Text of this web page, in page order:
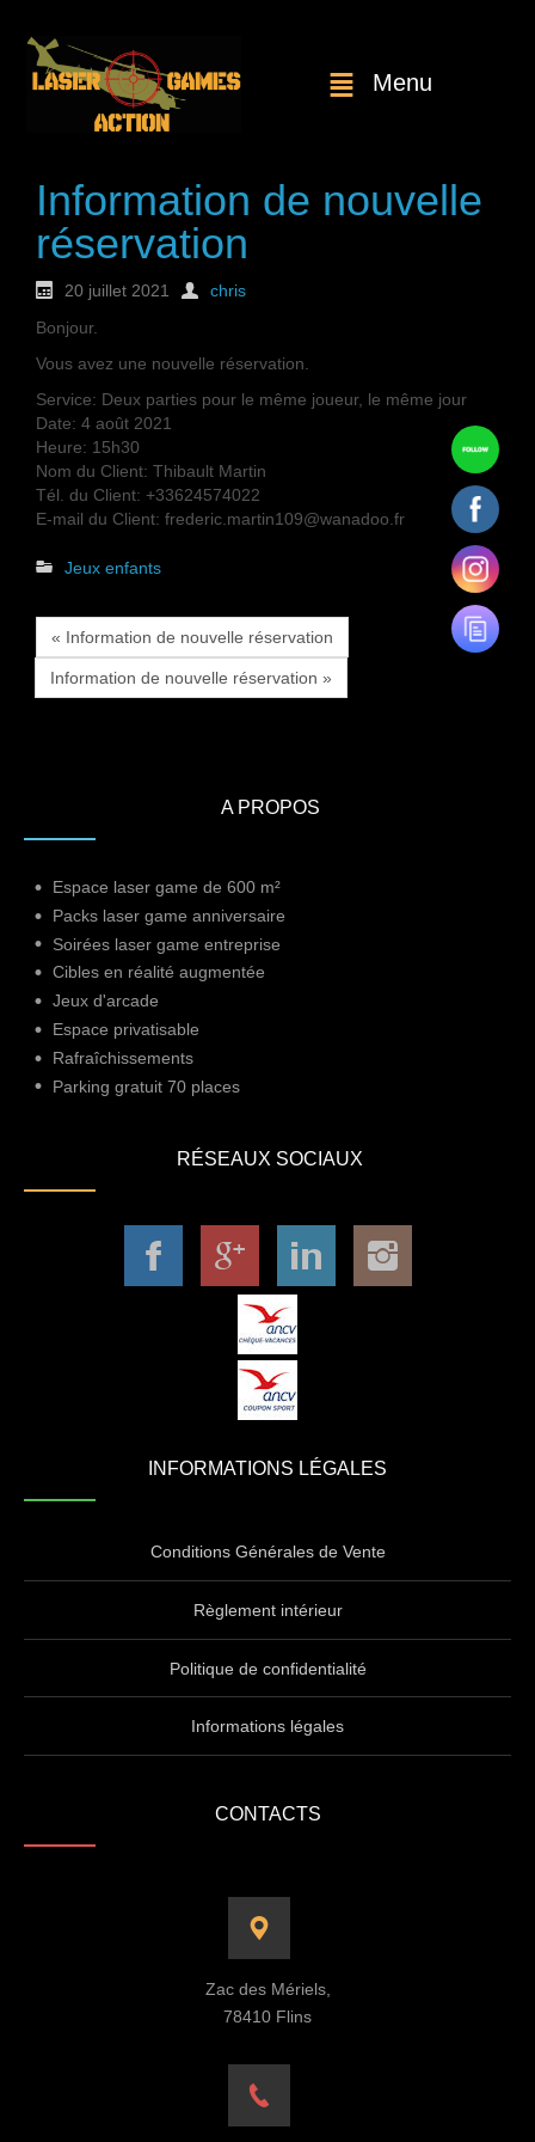
Menu
Information de nouvelle
réservation
20 juillet 2021
chris
Bonjour.
Vous avez une nouvelle réservation.
Service: Deux parties pour le même joueur, le même jour
Date: 4 août 2021
Heure: 15h30
Nom du Client: Thibault Martin
Tél. du Client: +33624574022
E-mail du Client: frederic.martin109@wanadoo.fr
Jeux enfants
« Information de nouvelle réservation
Information de nouvelle réservation »
A PROPOS
Espace laser game de 600 m²
Packs laser game anniversaire
Soirées laser game entreprise
Cibles en réalité augmentée
Jeux d'arcade
Espace privatisable
Rafraîchissements
Parking gratuit 70 places
RÉSEAUX SOCIAUX
INFORMATIONS LÉGALES
Conditions Générales de Vente
Règlement intérieur
Politique de confidentialité
Informations légales
CONTACTS
Zac des Mériels,
78410 Flins